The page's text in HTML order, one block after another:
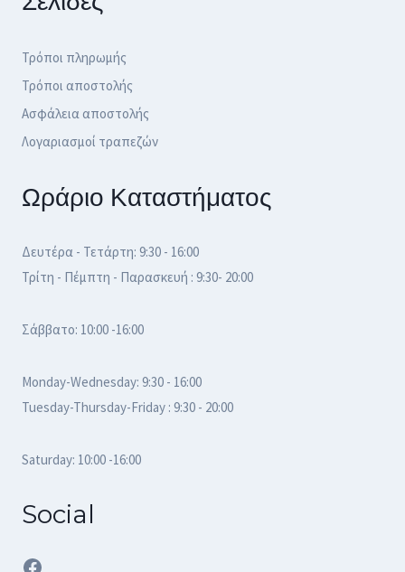
Τρόποι πληρωμής
Τρόποι αποστολής
Ασφάλεια αποστολής
Λογαριασμοί τραπεζών
Ωράριο Καταστήματος
Δευτέρα - Τετάρτη: 9:30 - 16:00
Τρίτη - Πέμπτη - Παρασκευή : 9:30- 20:00
Σάββατο: 10:00 -16:00
Monday-Wednesday: 9:30 - 16:00
Tuesday-Thursday-Friday : 9:30 - 20:00
Saturday: 10:00 -16:00
Social
Facebook